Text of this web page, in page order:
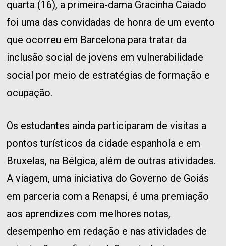
quarta (16), a primeira-dama Gracinha Caiado
foi uma das convidadas de honra de um evento
que ocorreu em Barcelona para tratar da
inclusão social de jovens em vulnerabilidade
social por meio de estratégias de formação e
ocupação.
Os estudantes ainda participaram de visitas a
pontos turísticos da cidade espanhola e em
Bruxelas, na Bélgica, além de outras atividades.
A viagem, uma iniciativa do Governo de Goiás
em parceria com a Renapsi, é uma premiação
aos aprendizes com melhores notas,
desempenho em redação e nas atividades de